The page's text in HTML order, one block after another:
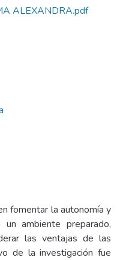
ALEXANDRA.pdf
fomentar la autonomía y
ambiente preparado,
las ventajas de las
de la investigación fue